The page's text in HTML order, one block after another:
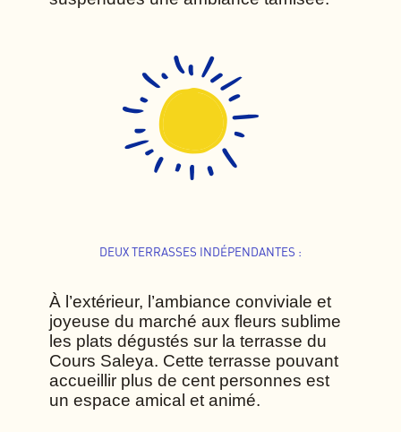
DEUX TERRASSES INDÉPENDANTES :
À l’extérieur, l’ambiance conviviale et
joyeuse du marché aux fleurs sublime
les plats dégustés sur la terrasse du
Cours Saleya. Cette terrasse pouvant
accueillir plus de cent personnes est
un espace amical et animé.